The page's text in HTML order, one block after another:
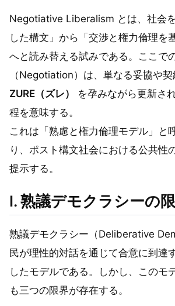
Negotiative Liberalism とは、社会
した構文」から「交渉と権力倫理を
へと読み替える試みである。ここで
（Negotiation）は、単なる妥協や契
ZURE（ズレ）
を孕みながら更新さ
程を意味する。
これは「熟慮と権力倫理モデル」と
り、ポスト構文社会における公共性
提示する。
I. 熟議デモクラシーの
熟議デモクラシー（Deliberative
民が理性的対話を通じて合意に到達
したモデルである。しかし、このモ
も三つの限界が存在する。